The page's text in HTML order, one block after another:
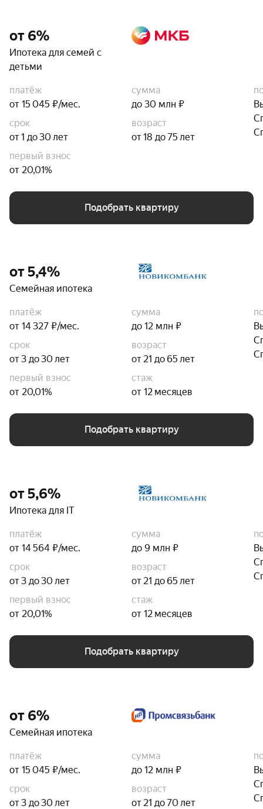
от 6%
Ипотека для семей с
детьми
платёж
от 15 045 ₽/мес.
сумма
до 30 млн ₽
срок
от 1 до 30 лет
возраст
от 18 до 75 лет
первый взнос
от 20,01%
Подобрать квартиру
от 5,4%
Семейная ипотека
платёж
от 14 327 ₽/мес.
сумма
до 12 млн ₽
срок
от 3 до 30 лет
возраст
от 21 до 65 лет
первый взнос
от 20,01%
стаж
от 12 месяцев
Подобрать квартиру
от 5,6%
Ипотека для IT
платёж
от 14 564 ₽/мес.
сумма
до 9 млн ₽
срок
от 3 до 30 лет
возраст
от 21 до 65 лет
первый взнос
от 20,01%
стаж
от 12 месяцев
Подобрать квартиру
от 6%
Семейная ипотека
платёж
от 15 045 ₽/мес.
сумма
до 12 млн ₽
срок
от 3 до 30 лет
возраст
от 21 до 70 лет